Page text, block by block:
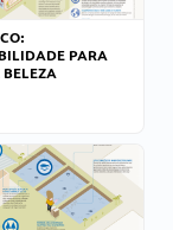
PARA
BELEZA